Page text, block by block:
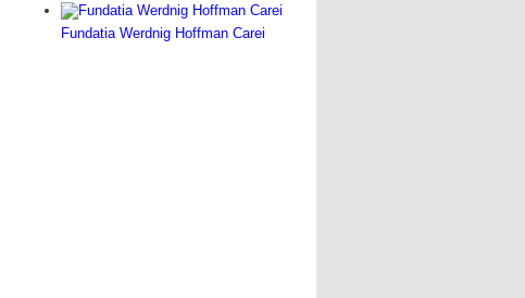
Fundatia Werdnig Hoffman Carei